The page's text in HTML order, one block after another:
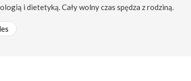
i dietetyką. Cały wolny czas spędza z rodziną.